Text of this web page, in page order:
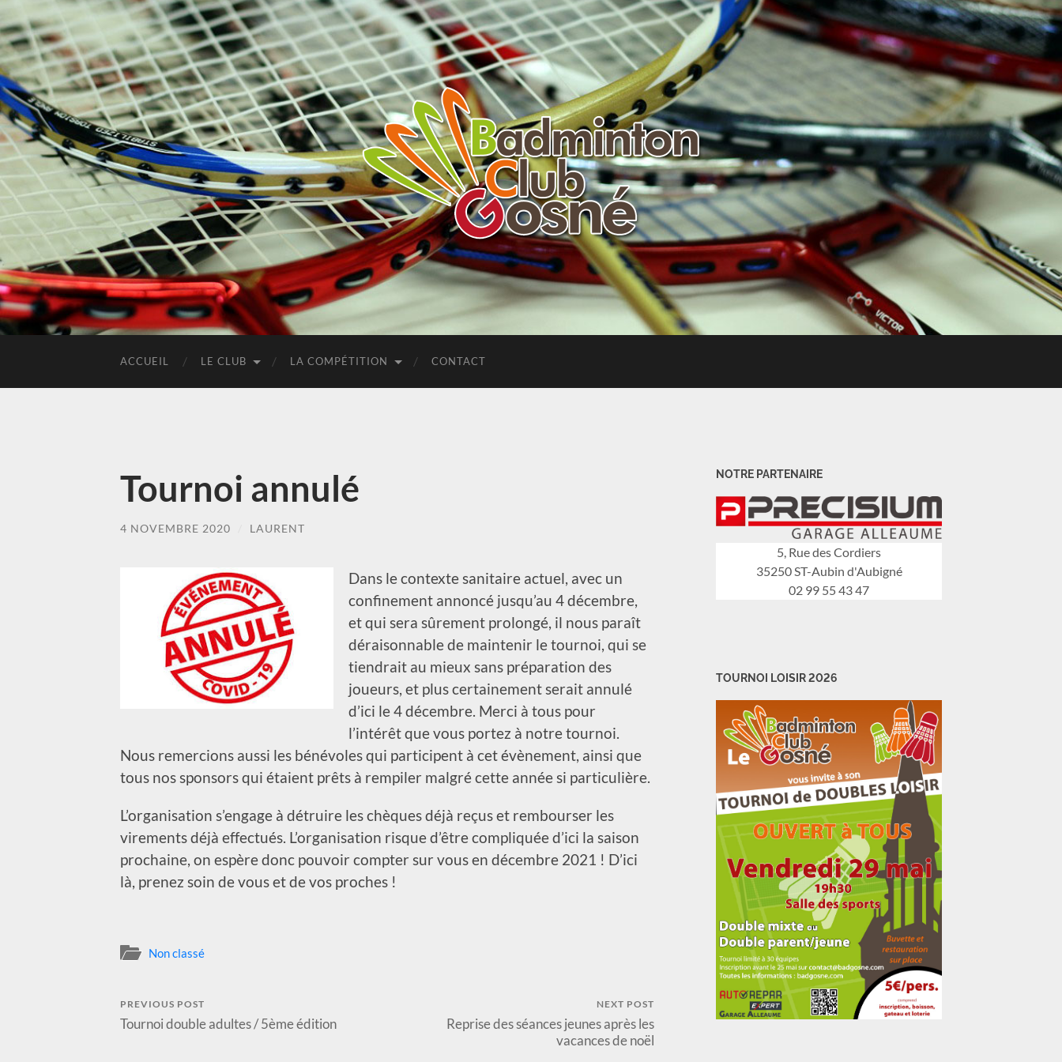
Badminton
Club
de
Gosné
ACCUEIL LE CLUB LA COMPÉTITION CONTACT
Tournoi annulé
4 NOVEMBRE 2020 LAURENT
Dans le contexte sanitaire actuel, avec un
confinement annoncé jusqu’au 4 décembre,
et qui sera sûrement prolongé, il nous paraît
déraisonnable de maintenir le tournoi, qui se
tiendrait au mieux sans préparation des
joueurs, et plus certainement serait annulé
d’ici le 4 décembre. Merci à tous pour
l’intérêt que vous portez à notre tournoi.
Nous remercions aussi les bénévoles qui participent à cet évènement, ainsi que
tous nos sponsors qui étaient prêts à rempiler malgré cette année si particulière.
L’organisation s’engage à détruire les chèques déjà reçus et rembourser les
virements déjà effectués. L’organisation risque d’être compliquée d’ici la saison
prochaine, on espère donc pouvoir compter sur vous en décembre 2021 ! D’ici
là, prenez soin de vous et de vos proches !
Non classé
PREVIOUS POST
Tournoi double adultes / 5ème édition
NEXT POST
Reprise des séances jeunes après les
vacances de noël
NOTRE PARTENAIRE
5, Rue des Cordiers
35250 ST-Aubin d'Aubigné
02 99 55 43 47
TOURNOI LOISIR 2026